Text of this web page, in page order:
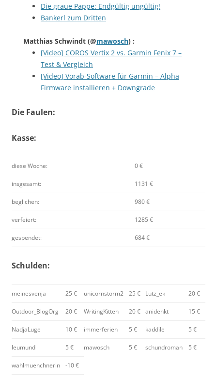
Die graue Pappe: Endgültig ungültig!
Bankerl zum Dritten
Matthias Schwindt (@mawosch) :
[Video] COROS Vertix 2 vs. Garmin Fenix 7 –
Test & Vergleich
[Video] Vorab-Software für Garmin – Alpha
Firmware installieren + Downgrade
Die Faulen:
Kasse:
diese Woche: 0 €
insgesamt: 1131 €
beglichen: 980 €
verfeiert: 1285 €
gespendet: 684 €
Schulden:
meinesvenja 25 € unicornstorm2 25 € Lutz_ek 20 €
Outdoor_BlogOrg 20 € WritingKitten 20 € anidenkt 15 €
NadjaLuge 10 € immerferien 5 € kaddile 5 €
leumund 5 € mawosch 5 € schundroman 5 €
wahlmuenchnerin -10 €